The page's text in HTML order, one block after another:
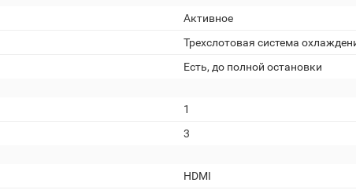
Активное
Трехслотовая система
Есть, до полной остановки
1
3
HDMI